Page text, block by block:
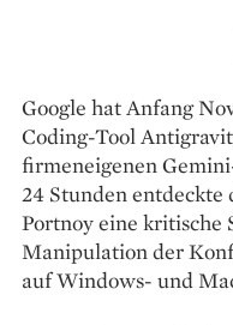
Google hat Anfang
Coding-Tool
firmeneigenen
24 Stunden
Portnoy eine kritische
Manipulation der
auf Windows- und